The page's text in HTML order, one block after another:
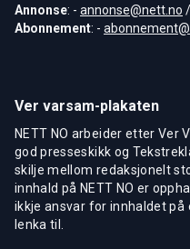
Annonse: - annonse@nett.no
Abonnement: -
Ver varsam-plakaten
NETT NO arbeider etter
god presseskikk og
skilje mellom redaksjonelt
innhald på NETT NO er
ikkje ansvar for innhaldet
lenka til.